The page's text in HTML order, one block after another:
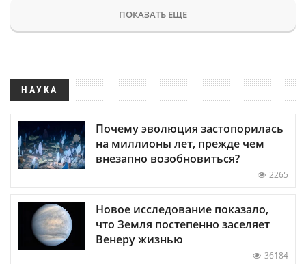
ПОКАЗАТЬ ЕЩЕ
НАУКА
Почему эволюция застопорилась
на миллионы лет, прежде чем
внезапно возобновиться?
2265
Новое исследование показало,
что Земля постепенно заселяет
Венеру жизнью
36184